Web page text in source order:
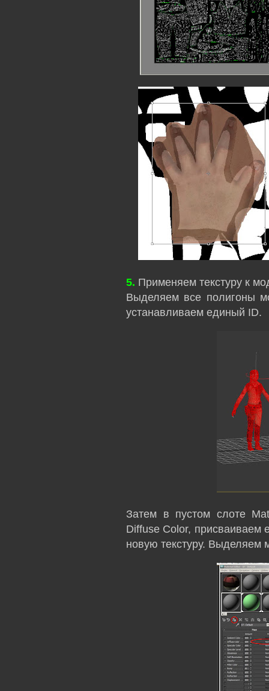
5. Применяем текстуру к
Выделяем все полигоны
устанавливаем единый ID.
Затем в пустом слоте
Diffuse Color, присваиваем
новую текстуру. Выделяем